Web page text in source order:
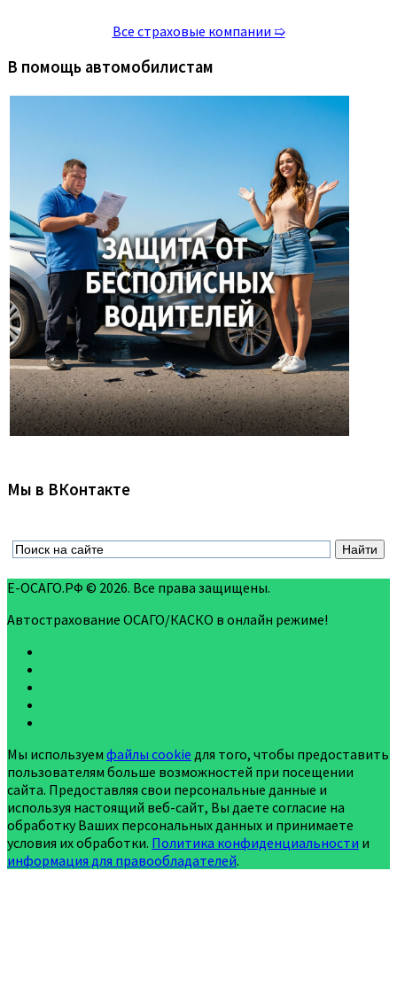
Все страховые компании ➯
В помощь автомобилистам
Мы в ВКонтакте
Е-ОСАГО.РФ © 2026. Все права защищены.
Автострахование ОСАГО/КАСКО в онлайн режиме!
Мы используем файлы cookie для того, чтобы предоставить
пользователям больше возможностей при посещении
сайта. Предоставляя свои персональные данные и
используя настоящий веб-сайт, Вы даете согласие на
обработку Ваших персональных данных и принимаете
условия их обработки. Политика конфиденциальности и
информация для правообладателей.